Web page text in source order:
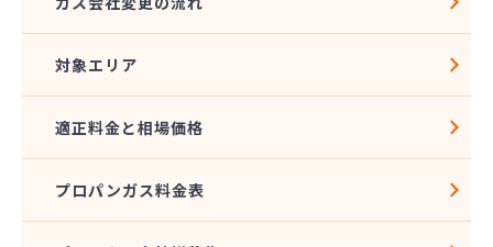
対象エリア
適正料金と相場価格
プロパンガス料金表